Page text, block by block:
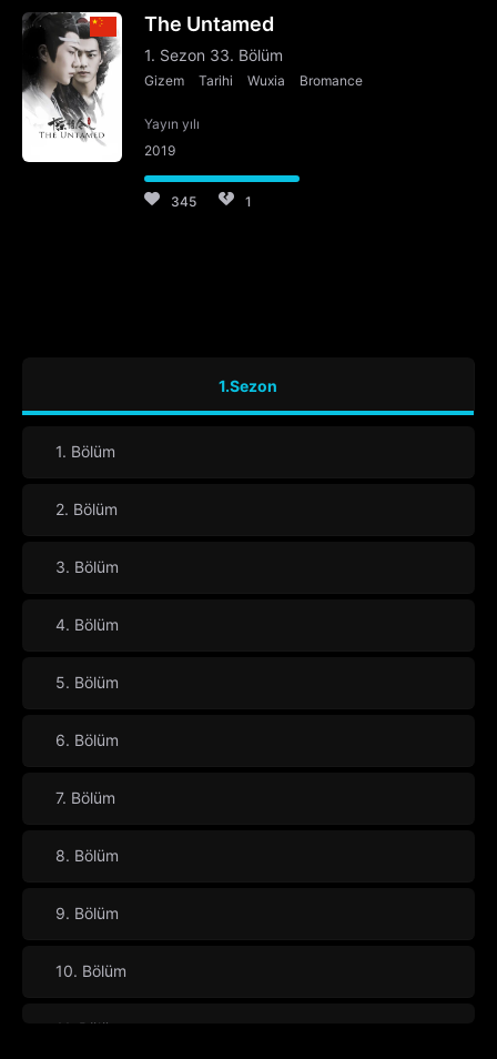
The Untamed
1. Sezon 33. Bölüm
Gizem Tarihi Wuxia Bromance
Yayın yılı
2019
345 1
1.Sezon
1. Bölüm
2. Bölüm
3. Bölüm
4. Bölüm
5. Bölüm
6. Bölüm
7. Bölüm
8. Bölüm
9. Bölüm
10. Bölüm
11. Bölüm